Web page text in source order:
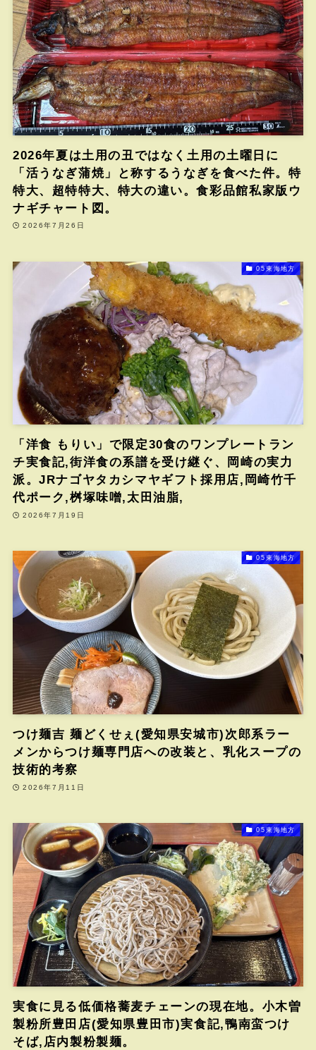
2026年夏は土用の丑ではなく土用の土曜日に
「活うなぎ蒲焼」と称するうなぎを食べた件。特
特大、超特特大、特大の違い。食彩品館私家版ウ
ナギチャート図。
2026年7月26日
05東海地方
「洋食 もりい」で限定30食のワンプレートラン
チ実食記,街洋食の系譜を受け継ぐ、岡崎の実力
派。JRナゴヤタカシマヤギフト採用店,岡崎竹千
代ポーク,桝塚味噌,太田油脂,
2026年7月19日
05東海地方
つけ麺吉 麺どくせぇ(愛知県安城市)次郎系ラー
メンからつけ麺専門店への改装と、乳化スープの
技術的考察
2026年7月11日
05東海地方
実食に見る低価格蕎麦チェーンの現在地。小木曽
製粉所豊田店(愛知県豊田市)実食記,鴨南蛮つけ
そば,店内製粉製麺。